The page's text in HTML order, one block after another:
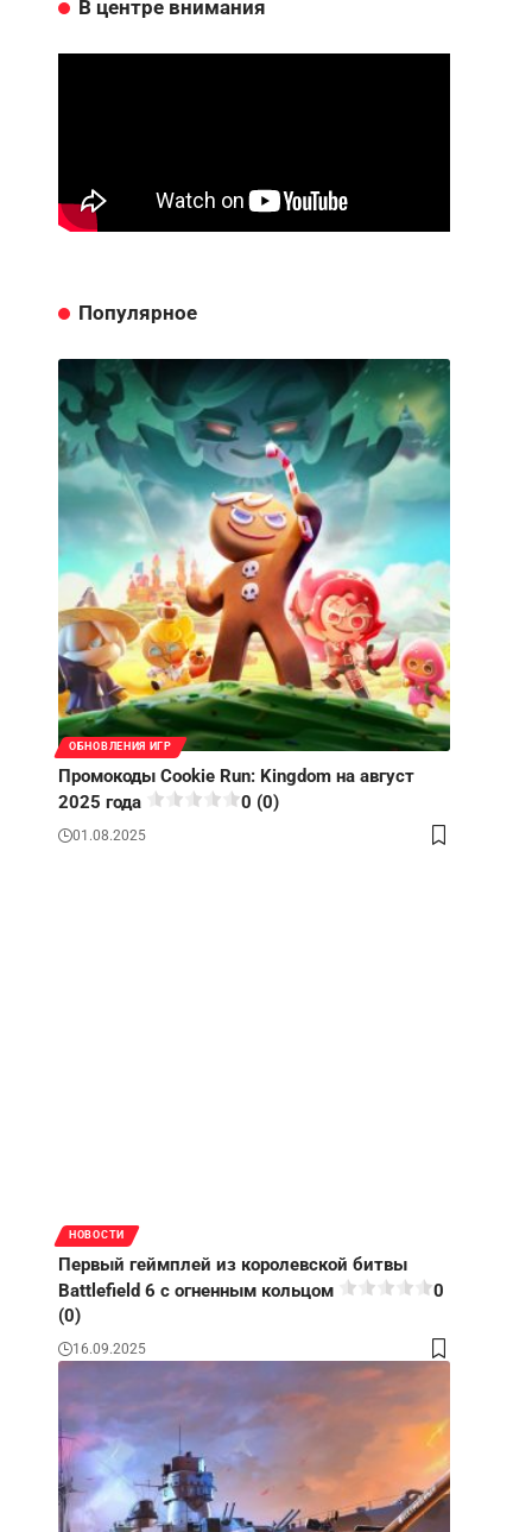
В центре внимания
Популярное
ОБНОВЛЕНИЯ ИГР
Промокоды Cookie Run: Kingdom на август
2025 года
0 (0)
01.08.2025
НОВОСТИ
Первый геймплей из королевской битвы
Battlefield 6 с огненным кольцом
0
(0)
16.09.2025